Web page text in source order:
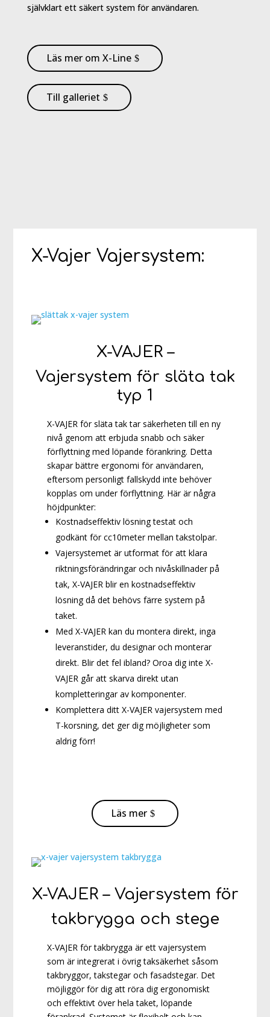
självklart ett säkert system för användaren.
Läs mer om X-Line
Till galleriet
X-Vajer Vajersystem:
X-VAJER –
Vajersystem för släta tak
typ 1
X-VAJER för släta tak tar säkerheten till en ny
nivå genom att erbjuda snabb och säker
förflyttning med löpande förankring. Detta
skapar bättre ergonomi för användaren,
eftersom personligt fallskydd inte behöver
kopplas om under förflyttning. Här är några
höjdpunkter:
Kostnadseffektiv lösning testat och
godkänt för cc10meter mellan takstolpar.
Vajersystemet är utformat för att klara
riktningsförändringar och nivåskillnader på
tak, X-VAJER blir en kostnadseffektiv
lösning då det behövs färre system på
taket.
Med X-VAJER kan du montera direkt, inga
leveranstider, du designar och monterar
direkt. Blir det fel ibland? Oroa dig inte X-
VAJER går att skarva direkt utan
kompletteringar av komponenter.
Komplettera ditt X-VAJER vajersystem med
T-korsning, det ger dig möjligheter som
aldrig förr!
Läs mer
X-VAJER – Vajersystem för
takbrygga och stege
X-VAJER för takbrygga är ett vajersystem
som är integrerat i övrig taksäkerhet såsom
takbryggor, takstegar och fasadstegar. Det
möjliggör för dig att röra dig ergonomiskt
och effektivt över hela taket, löpande